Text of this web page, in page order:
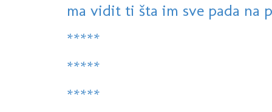
ma vidit ti šta im sve pada na
*****
*****
*****